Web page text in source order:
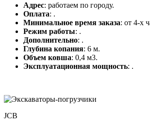
Адрес: работаем по городу.
Оплата: .
Минимальное время заказа: от 4-х
Режим работы: .
Дополнительно: .
Глубина копания: 6 м.
Объем ковша: 0,4 м3.
Эксплуатационная мощность: .
JCB